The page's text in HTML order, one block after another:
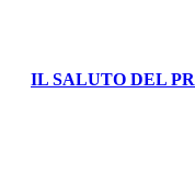
IL SALUTO DEL